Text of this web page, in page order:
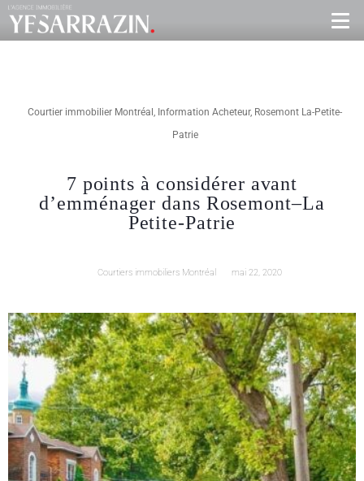
Courtier immobilier Montréal , Information Acheteur, Rosemont La-Petite-
Patrie
7 points à considérer avant
d’emménager dans Rosemont–La
Petite-Patrie
Courtiers immobiliers Montréal mai 22, 2020